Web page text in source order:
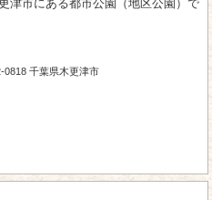
津市にある都市公園（地区公園）で
0818 千葉県木更津市